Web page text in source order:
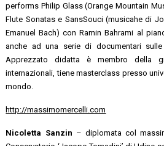
performs Philip Glass (Orange Mountain
Flute Sonatas e SansSouci (musicahe di
Emanuel Bach) con Ramin Bahrami al
anche ad una serie di documentari
Apprezzato didatta è membro della
internazionali, tiene masterclass presso
mondo.
http://massimomercelli.com
Nicoletta Sanzin – diplomata col